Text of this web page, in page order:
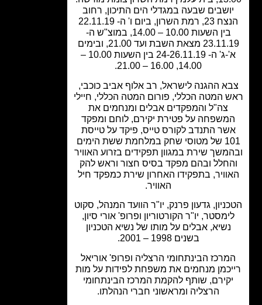
שבעה במגדלי הים התיכון, רחוב
הנצח 23, רמת השרון, ביום ו' ה- 22.11.19
בין השעות 10.00 – 14.00, במוצ"ש ה-
23.11.19 מצאת השבת ועד 21.00, ובימים
א'-ג' ה- 24-26.11.19 בין השעות 10.00 –
ההגנה לישראל, רב אלוף אביב כוכבי,
המטה הכללי, פורום המטה הכללי, חיילי
צה"ל והמפקדים אבלים ומנחמים את
על פטירת יקירם, לוחם ומפקד
התנדב לקורס טייס, פיקד על טייסת
101 של מטוסי שחק במלחמת ששת הימים
שירת במגוון תפקידים בזרוע האוויר
ובהם מפקד בסיס חצור וראש להק
בתפקידו האחרון שירת כמפקד חיל
גדעון פרנק, יו"ר הוועד המנהל, סקוט
יו"ר הקורטוריון ופרופ' אורי סיון,
נשיא, אבלים על מותו של נשיא הטכניון
הבינתחומי הרצליה ופרופ' אוריאל
מנחמים את משפחת לפידות על מות
שותף להקמת המרכז הבינתחומי
הרצליה ומראשוני חברי הנהלתו.